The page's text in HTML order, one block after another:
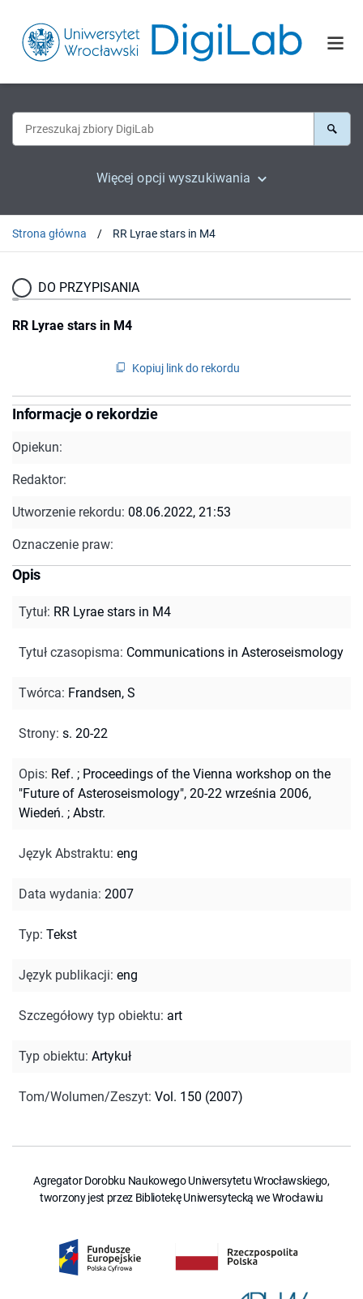
Więcej opcji wyszukiwania
Strona główna RR Lyrae stars in M4
DO PRZYPISANIA
RR Lyrae stars in M4
Kopiuj link do rekordu
Informacje o rekordzie
Opiekun:
Redaktor:
Utworzenie rekordu: 08.06.2022, 21:53
Oznaczenie praw:
Opis
Tytuł: RR Lyrae stars in M4
Tytuł czasopisma: Communications in Asteroseismology
Twórca: Frandsen, S
Strony: s. 20-22
Opis: Ref. ; Proceedings of the Vienna workshop on the
"Future of Asteroseismology", 20-22 września 2006,
Wiedeń. ; Abstr.
Język Abstraktu: eng
Data wydania: 2007
Typ: Tekst
Język publikacji: eng
Szczegółowy typ obiektu: art
Typ obiektu: Artykuł
Tom/Wolumen/Zeszyt: Vol. 150 (2007)
Agregator Dorobku Naukowego Uniwersytetu Wrocławskiego,
tworzony jest przez Bibliotekę Uniwersytecką we Wrocławiu